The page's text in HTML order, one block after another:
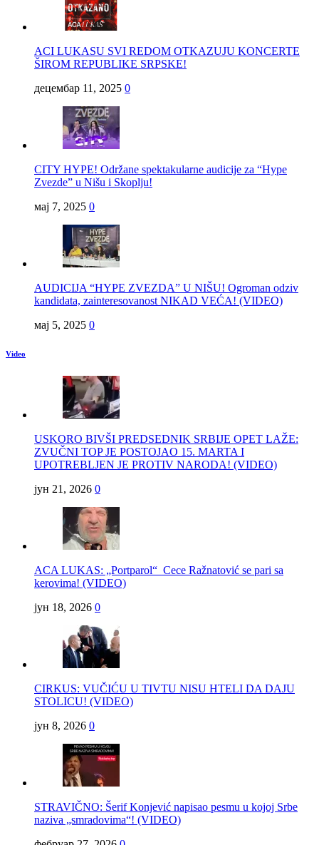
ACI LUKASU SVI REDOM OTKAZUJU KONCERTE
ŠIROM REPUBLIKE SRPSKE!
децембар 11, 2025 0
CITY HYPE! Održane spektakularne audicije za “Hype
Zvezde” u Nišu i Skoplju!
мај 7, 2025 0
AUDICIJA “HYPE ZVEZDA” U NIŠU! Ogroman odziv
kandidata, zainteresovanost NIKAD VEĆA! (VIDEO)
мај 5, 2025 0
Video
USKORO BIVŠI PREDSEDNIK SRBIJE OPET LAŽE:
ZVUČNI TOP JE POSTOJAO 15. MARTA I
UPOTREBLJEN JE PROTIV NARODA! (VIDEO)
јун 21, 2026 0
ACA LUKAS: „Portparol“ Cece Ražnatović se pari sa
kerovima! (VIDEO)
јун 18, 2026 0
CIRKUS: VUČIĆU U TIVTU NISU HTELI DA DAJU
STOLICU! (VIDEO)
јун 8, 2026 0
STRAVIČNO: Šerif Konjević napisao pesmu u kojoj Srbe
naziva „smradovima“! (VIDEO)